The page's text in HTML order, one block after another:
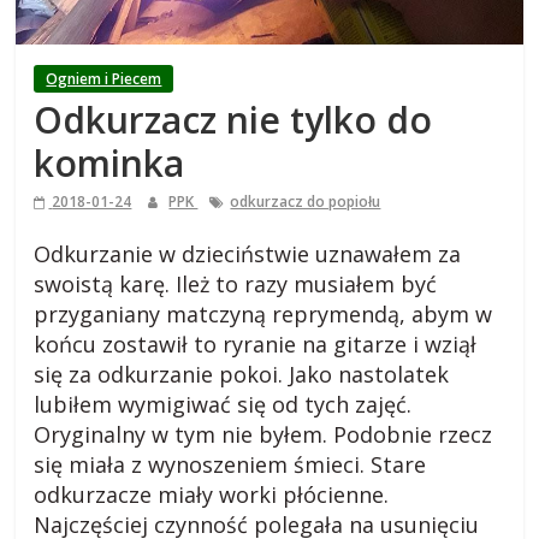
e
s
k
b
Ogniem i Piecem
Odkurzacz nie tylko do
kominka
2018-01-24 PPK odkurzacz do popiołu
Odkurzanie w dzieciństwie uznawałem za
swoistą karę. Ileż to razy musiałem być
przyganiany matczyną reprymendą, abym w
końcu zostawił to ryranie na gitarze i wziął
się za odkurzanie pokoi. Jako nastolatek
lubiłem wymigiwać się od tych zajęć.
Oryginalny w tym nie byłem. Podobnie rzecz
się miała z wynoszeniem śmieci. Stare
odkurzacze miały worki płócienne.
Najczęściej czynność polegała na usunięciu